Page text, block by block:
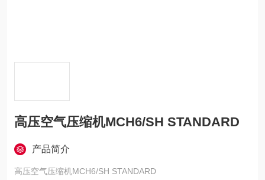
高压空气压缩机MCH6/SH STANDARD
产品简介
高压空气压缩机MCH6/SH STANDARD